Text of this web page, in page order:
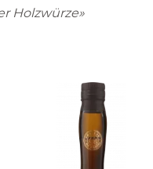
Holzwürze»